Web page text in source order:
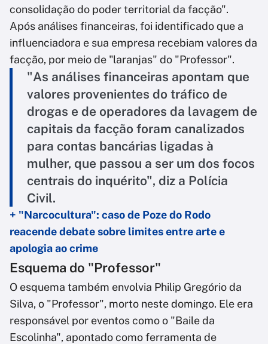
consolidação do poder territorial da facção".
Após análises financeiras, foi identificado que a
influenciadora e sua empresa recebiam valores da
facção, por meio de "laranjas" do "Professor".
"As análises financeiras apontam que
valores provenientes do tráfico de
drogas e de operadores da lavagem de
capitais da facção foram canalizados
para contas bancárias ligadas à
mulher, que passou a ser um dos focos
centrais do inquérito", diz a Polícia
Civil.
+ "Narcocultura": caso de Poze do Rodo
reacende debate sobre limites entre arte e
apologia ao crime
Esquema do "Professor"
O esquema também envolvia Philip Gregório da
Silva, o "Professor", morto neste domingo. Ele era
responsável por eventos como o "Baile da
Escolinha", apontado como ferramenta de